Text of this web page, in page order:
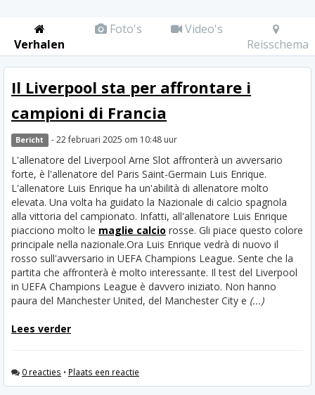
Verhalen
Foto's
Video's
Reisschema
Il Liverpool sta per affrontare i
campioni di Francia
Bericht - 22 februari 2025 om 10:48 uur
L'allenatore del Liverpool Arne Slot affronterà un avversario
forte, è l'allenatore del Paris Saint-Germain Luis Enrique.
L'allenatore Luis Enrique ha un'abilità di allenatore molto
elevata. Una volta ha guidato la Nazionale di calcio spagnola
alla vittoria del campionato. Infatti, all'allenatore Luis Enrique
piacciono molto le maglie calcio rosse. Gli piace questo colore
principale nella nazionale.Ora Luis Enrique vedrà di nuovo il
rosso sull'avversario in UEFA Champions League. Sente che la
partita che affronterà è molto interessante. Il test del Liverpool
in UEFA Champions League è davvero iniziato. Non hanno
paura del Manchester United, del Manchester City e (...)
Lees verder
0 reacties • Plaats een reactie